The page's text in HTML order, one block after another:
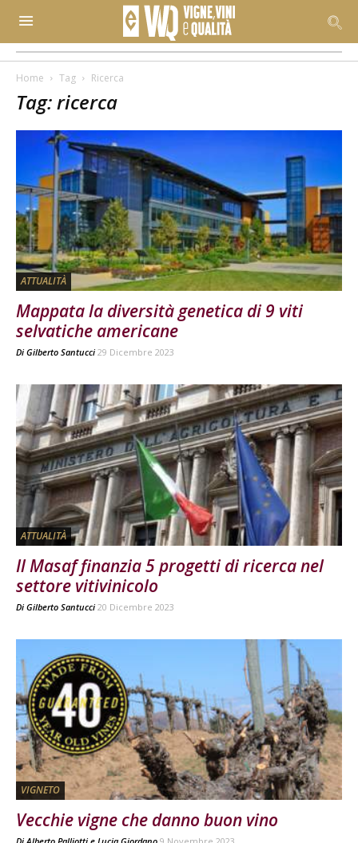
Home Tag Ricerca
Tag: ricerca
ATTUALITÀ
Mappata la diversità genetica di 9 viti
selvatiche americane
Di Gilberto Santucci 29 Dicembre 2023
ATTUALITÀ
Il Masaf finanzia 5 progetti di ricerca nel
settore vitivinicolo
Di Gilberto Santucci 20 Dicembre 2023
VIGNETO
Vecchie vigne che danno buon vino